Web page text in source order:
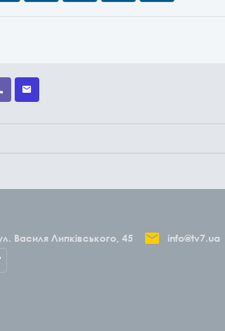
Василя Липківського, 45 info@tv7.ua